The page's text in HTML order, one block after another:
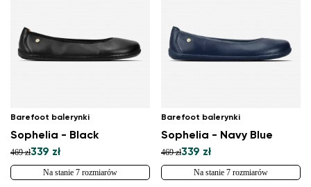
Barefoot balerynki
Sophelia - Black
469 zł339 zł
Na stanie 7 rozmiarów
Barefoot balerynki
Sophelia - Navy Blue
469 zł339 zł
Na stanie 7 rozmiarów